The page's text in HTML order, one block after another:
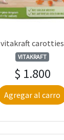
vitakraft carotties
VITAKRAFT
$ 1.800
Agregar al carro